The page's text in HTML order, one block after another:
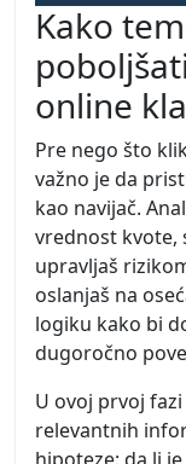
Kako
online
Pre nego što
važno je da
kao navijač.
vrednost kvote,
upravljaš
oslanjaš na
logiku kako bi
dugoročno
U ovoj prvoj
relevantnih